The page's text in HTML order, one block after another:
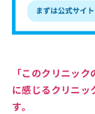
「このクリニッ
に感じるクリニッ
す。